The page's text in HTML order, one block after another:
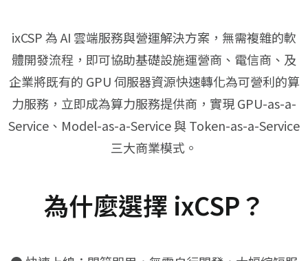
ixCSP 為 AI 雲端服務與營運解決方案，無需複雜的軟
體開發流程，即可協助基礎設施運營商、電信商、及
企業將既有的 GPU 伺服器資源快速轉化為可營利的算
力服務，立即成為算力服務提供商，實現 GPU-as-a-
Service、Model-as-a-Service 與 Token-as-a-Service
三大商業模式。
為什麼選擇 ixCSP？